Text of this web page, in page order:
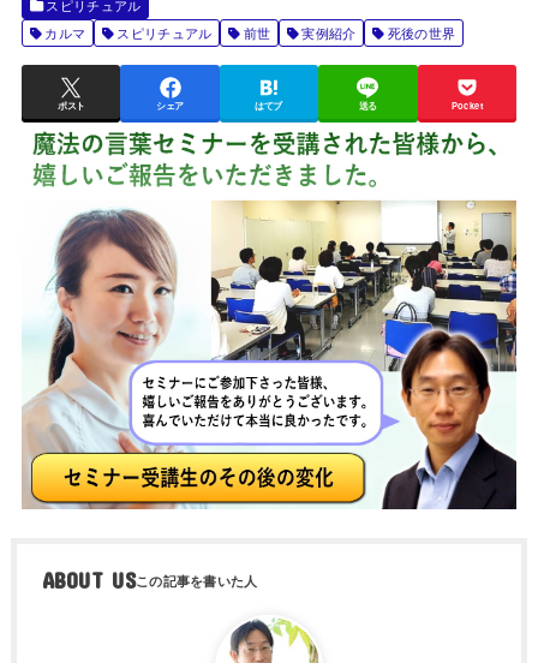
スピリチュアル
カルマ
スピリチュアル 前世 実例紹介 死後の世界
ポスト シェア はてブ 送る Pocket
ABOUT US